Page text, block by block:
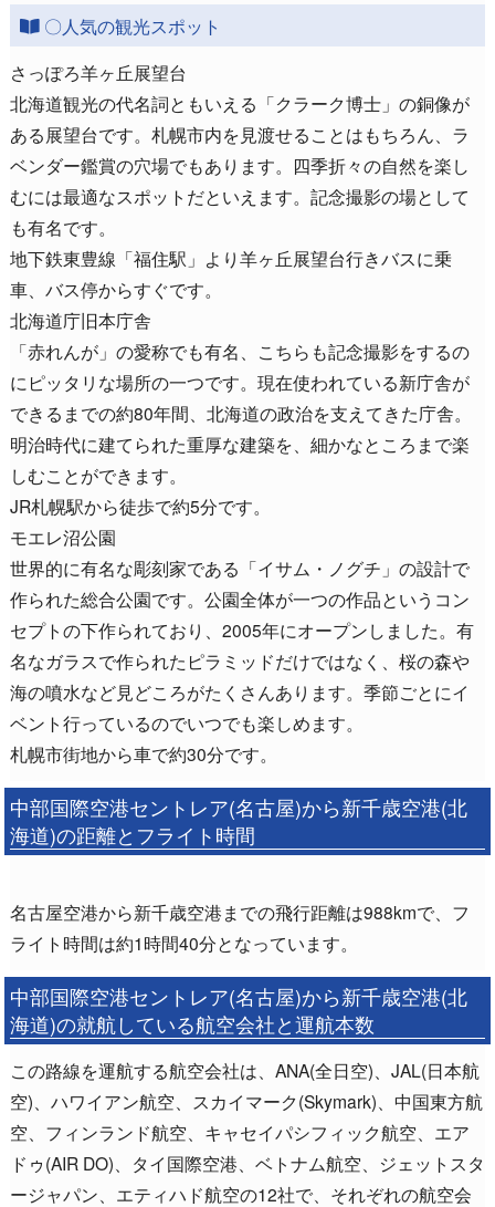
〇人気の観光スポット
さっぽろ羊ヶ丘展望台
北海道観光の代名詞ともいえる「クラーク博士」の銅像が
ある展望台です。札幌市内を見渡せることはもちろん、ラ
ベンダー鑑賞の穴場でもあります。四季折々の自然を楽し
むには最適なスポットだといえます。記念撮影の場として
も有名です。
地下鉄東豊線「福住駅」より羊ヶ丘展望台行きバスに乗
車、バス停からすぐです。
北海道庁旧本庁舎
「赤れんが」の愛称でも有名、こちらも記念撮影をするの
にピッタリな場所の一つです。現在使われている新庁舎が
できるまでの約80年間、北海道の政治を支えてきた庁舎。
明治時代に建てられた重厚な建築を、細かなところまで楽
しむことができます。
JR札幌駅から徒歩で約5分です。
モエレ沼公園
世界的に有名な彫刻家である「イサム・ノグチ」の設計で
作られた総合公園です。公園全体が一つの作品というコン
セプトの下作られており、2005年にオープンしました。有
名なガラスで作られたピラミッドだけではなく、桜の森や
海の噴水など見どころがたくさんあります。季節ごとにイ
ベント行っているのでいつでも楽しめます。
札幌市街地から車で約30分です。
中部国際空港セントレア(名古屋)から新千歳空港(北
海道)の距離とフライト時間
名古屋空港から新千歳空港までの飛行距離は988kmで、フ
ライト時間は約1時間40分となっています。
中部国際空港セントレア(名古屋)から新千歳空港(北
海道)の就航している航空会社と運航本数
この路線を運航する航空会社は、ANA(全日空)、JAL(日本航
空)、ハワイアン航空、スカイマーク(Skymark)、中国東方航
空、フィンランド航空、キャセイパシフィック航空、エア
ドゥ(AIR DO)、タイ国際空港、ベトナム航空、ジェットスタ
ージャパン、エティハド航空の12社で、それぞれの航空会